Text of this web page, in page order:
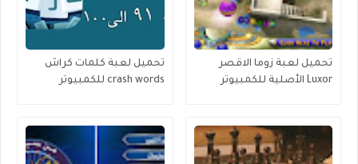
تحميل لعبة زوما الاقصر
Luxor الأصلية للكمبيوتر
تحميل لعبة كلمات كراش
crash words للكمبيوتر